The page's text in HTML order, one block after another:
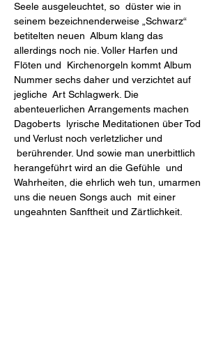
Seele ausgeleuchtet, so  düster wie in
seinem bezeichnenderweise „Schwarz“
betitelten neuen  Album klang das
allerdings noch nie. Voller Harfen und
Flöten und  Kirchenorgeln kommt Album
Nummer sechs daher und verzichtet auf
jegliche  Art Schlagwerk. Die
abenteuerlichen Arrangements machen
Dagoberts  lyrische Meditationen über Tod
und Verlust noch verletzlicher und
berührender. Und sowie man unerbittlich
herangeführt wird an die Gefühle  und
Wahrheiten, die ehrlich weh tun, umarmen
uns die neuen Songs auch  mit einer
ungeahnten Sanftheit und Zärtlichkeit.